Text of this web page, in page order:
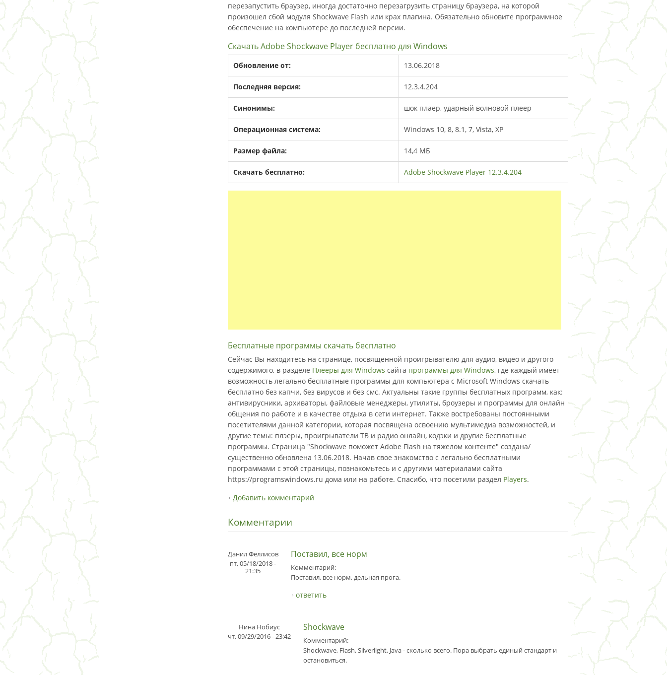
перезапустить браузер, иногда достаточно перезагрузить страницу браузера, на которой
произошел сбой модуля Shockwave Flash или крах плагина. Обязательно обновите программное
обеспечение на компьютере до последней версии.
Скачать Adobe Shockwave Player бесплатно для Windows
Обновление от: 13.06.2018
Последняя версия: 12.3.4.204
Синонимы: шок плаер, ударный волновой плеер
Операционная система: Windows 10, 8, 8.1, 7, Vista, XP
Размер файла: 14,4 МБ
Скачать бесплатно: Adobe Shockwave Player 12.3.4.204
Бесплатные программы скачать бесплатно
Сейчас Вы находитесь на странице, посвященной проигрывателю для аудио, видео и другого
содержимого, в разделе Плееры для Windows сайта программы для Windows, где каждый имеет
возможность легально бесплатные программы для компьютера с Microsoft Windows скачать
бесплатно без капчи, без вирусов и без смс. Актуальны такие группы бесплатных программ, как:
антивирусники, архиваторы, файловые менеджеры, утилиты, броузеры и программы для онлайн
общения по работе и в качестве отдыха в сети интернет. Также востребованы постоянными
посетителями данной категории, которая посвящена освоению мультимедиа возможностей, и
другие темы: плэеры, проигрыватели ТВ и радио онлайн, кодэки и другие бесплатные
программы. Страница "Shockwave поможет Adobe Flash на тяжелом контенте" создана/
существенно обновлена 13.06.2018. Начав свое знакомство с легально бесплатными
программами с этой страницы, познакомьтесь и с другими материалами сайта
https://programswindows.ru дома или на работе. Спасибо, что посетили раздел Players.
Добавить комментарий
Комментарии
Данил Феллисов
пт, 05/18/2018 -
21:35
Поставил, все норм
Комментарий:
Поставил, все норм, дельная прога.
ответить
Нина Нобиус
чт, 09/29/2016 - 23:42
Shockwave
Комментарий:
Shockwave, Flash, Silverlight, Java - сколько всего. Пора выбрать единый стандарт и
остановиться.